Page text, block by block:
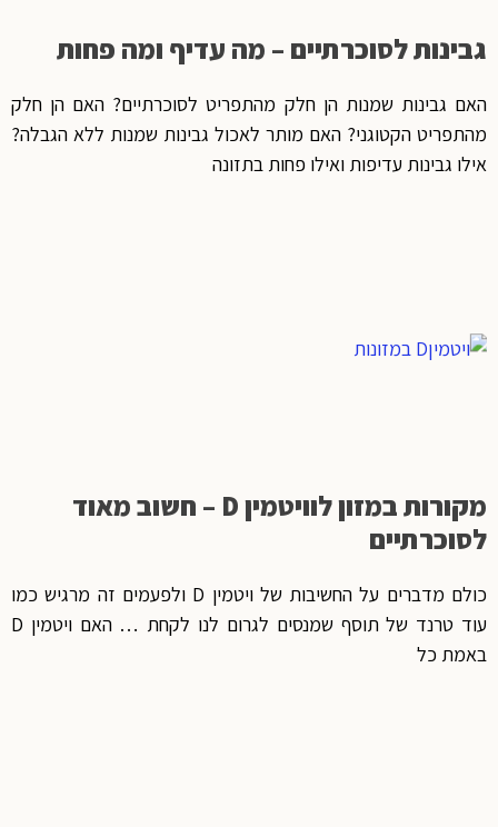
גבינות לסוכרתיים – מה עדיף ומה פחות
האם גבינות שמנות הן חלק מהתפריט לסוכרתיים? האם הן חלק
מהתפריט הקטוגני? האם מותר לאכול גבינות שמנות ללא הגבלה?
אילו גבינות עדיפות ואילו פחות בתזונה
מקורות במזון לוויטמין D – חשוב מאוד
לסוכרתיים
כולם מדברים על החשיבות של ויטמין D ולפעמים זה מרגיש כמו
עוד טרנד של תוסף שמנסים לגרום לנו לקחת … האם ויטמין D
באמת כל